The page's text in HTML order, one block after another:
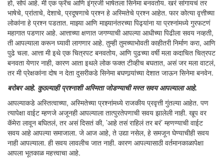
हो, सोपं आहे. मी एक फ्रेंच आणि इंग्रजी भाषेतला सिनेमा बनवतोय. खरं सांगायचं तर
भाषेचे, प्रांताचे, देशाचे, प्रदूषणाचे प्रश्न हे अस्मितेचे प्रश्न आहेत. फार कोत्या वृत्तीच्या
लोकांना हे प्रश्न पडतात. माझ्या आणि माझ्यानंतरच्या पिढ्यांना या प्रश्नांमध्ये गुरफटणं
महागात पडणार आहे. आत्ताच्या क्षणात जगण्याची आपल्या आधीच्या पिढीला सवय नव्हती,
ती आपल्याला करून घ्यावी लागणार आहे. तुम्ही तुमच्याभोवती काहीतरी निर्माण करा, आणि
पुढे चला. आत्ता मी इथे एक चित्रपट बनवतोय, आणि पुढच्या वर्षी मला कदाचित चित्रपट
बनवता येणार नाही, कारण आता इथले लोक फक्त टीव्हीच बघतात, असं जर मला वाटलं,
तर मी प्रेक्षकांना दोष न देता दुसरीकडे सिनेमा बघणार्‍यांच्या देशात जाऊन सिनेमा बनवेन.
बरोबर आहे. कुठल्याही प्रश्नाशी अस्मिता जोडण्याची मस्त सवय आपल्याला आहे.
आपल्याकडे अस्तित्वाच्या, अस्मितेच्या प्रश्नांमध्ये राजकीय प्रवृत्ती गुंतल्या आहेत. पण
त्यापेक्षा वाईट म्हणजे अजूनही आपल्याला तात्पुरतेपणाची सवय झालेली नाही. खूप वर
कॅमेरा लावून बघितलं, तर असं दिसतं की, ’आहे तसं राहिलं तर बरं’ म्हणण्याची वाईट
सवय आहे आपल्या समाजाला. जे आज आहे, ते उद्या नसेल, हे समजून घेण्याचीही सवय
नाही आपल्याला. ही सवय लावलीच जात नाही. कारण आपल्यासाठी वर्तमानकाळापेक्षा
आपला भूतकाळ महत्त्वाचा आहे.